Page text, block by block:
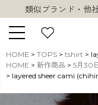
類似ブランド・他
熊本県熊本地
お盆期
類似ブランド・他
キーワード
HOME TOPS tshirt
HOME
新作商品
5月30
layered sheer cami